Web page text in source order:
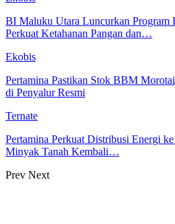
BI Maluku Utara Luncurkan
Perkuat Ketahanan Pangan dan…
Ekobis
Pertamina Pastikan Stok BBM
di Penyalur Resmi
Ternate
Pertamina Perkuat Distribusi Energi
Minyak Tanah Kembali…
Prev Next